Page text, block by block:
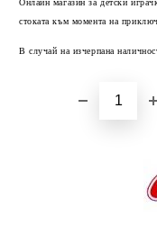
Онлайн магазин за детски
стоката към момента на
В случай на изчерпана